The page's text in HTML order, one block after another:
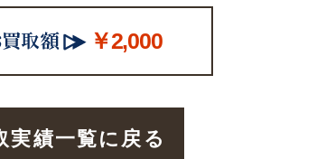
￥2,000
実績一覧に戻る